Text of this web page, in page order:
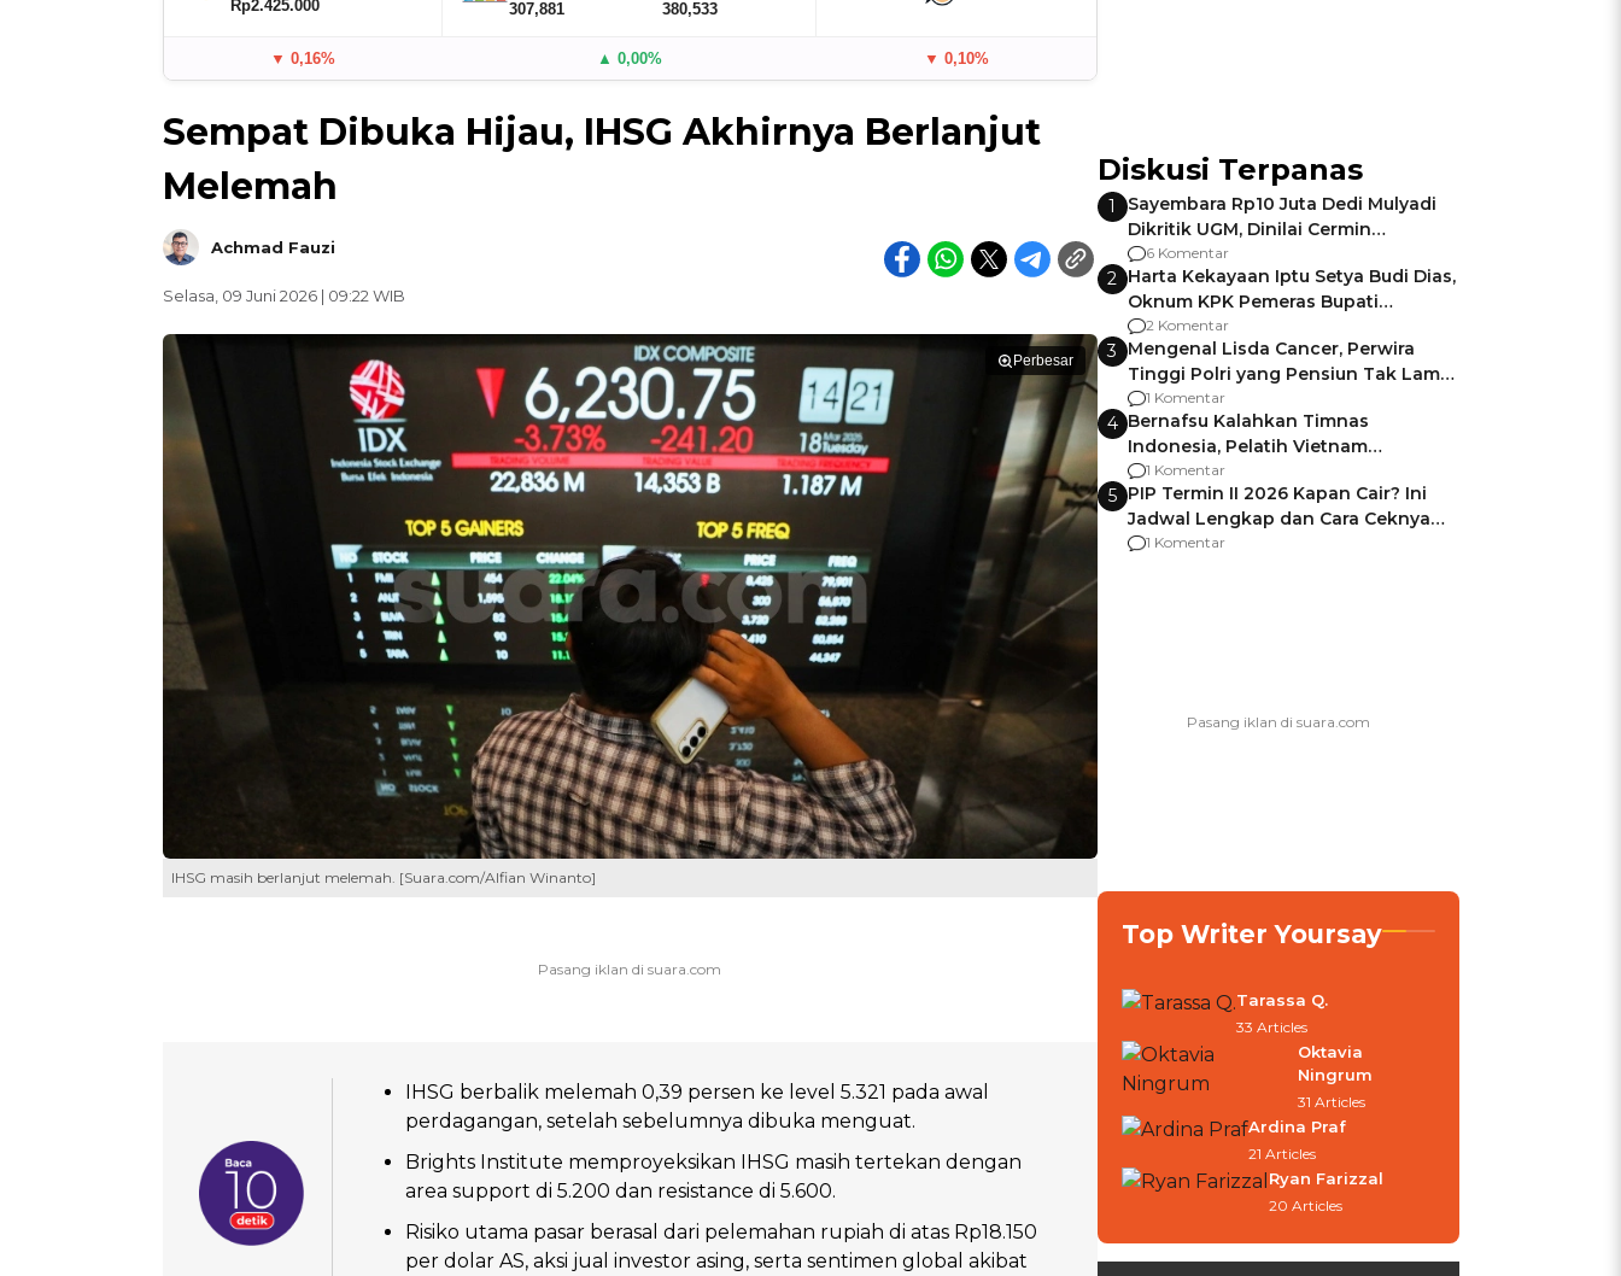
Rp2.425.000 307,881 380,533
▼ 0,16% ▲ 0,00% ▼ 0,10%
Sempat Dibuka Hijau, IHSG Akhirnya Berlanjut
Melemah
Achmad Fauzi
Selasa, 09 Juni 2026 | 09:22 WIB
Perbesar
IHSG masih berlanjut melemah. [Suara.com/Alfian Winanto]
IHSG berbalik melemah 0,39 persen ke level 5.321 pada awal
perdagangan, setelah sebelumnya dibuka menguat.
Brights Institute memproyeksikan IHSG masih tertekan dengan
area support di 5.200 dan resistance di 5.600.
Risiko utama pasar berasal dari pelemahan rupiah di atas Rp18.150
per dolar AS, aksi jual investor asing, serta sentimen global akibat
Diskusi Terpanas
1
Sayembara Rp10 Juta Dedi Mulyadi
Dikritik UGM, Dinilai Cermin
Gagalnya Negara Jamin Keamanan
6 Komentar
2 Harta Kekayaan Iptu Setya Budi Dias,
Oknum KPK Pemeras Bupati
Pemalang
2 Komentar
3 Mengenal Lisda Cancer, Perwira
Tinggi Polri yang Pensiun Tak Lama
Usai Jadi Brigjen
1 Komentar
4 Bernafsu Kalahkan Timnas
Indonesia, Pelatih Vietnam
Berencana Pakai Jimat di Pakansari
1 Komentar
5 PIP Termin II 2026 Kapan Cair? Ini
Jadwal Lengkap dan Cara Ceknya
agar Dana Tidak Hangus!
1 Komentar
Top Writer Yoursay
Tarassa Q.
33 Articles
Oktavia
Ningrum
31 Articles
Ardina Praf
21 Articles
Ryan Farizzal
20 Articles